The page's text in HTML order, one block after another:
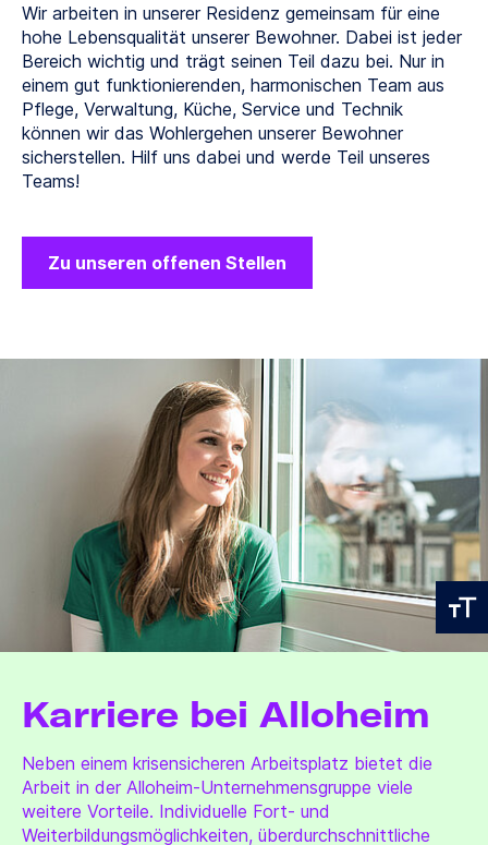
Wir arbeiten in unserer Residenz gemeinsam für eine
hohe Lebensqualität unserer Bewohner. Dabei ist jeder
Bereich wichtig und trägt seinen Teil dazu bei. Nur in
einem gut funktionierenden, harmonischen Team aus
Pflege, Verwaltung, Küche, Service und Technik
können wir das Wohlergehen unserer Bewohner
sicherstellen. Hilf uns dabei und werde Teil unseres
Teams!
Zu unseren offenen Stellen
Karriere bei Alloheim
Neben einem krisensicheren Arbeitsplatz bietet die
Arbeit in der Alloheim-Unternehmensgruppe viele
weitere Vorteile. Individuelle Fort- und
Weiterbildungsmöglichkeiten, überdurchschnittliche